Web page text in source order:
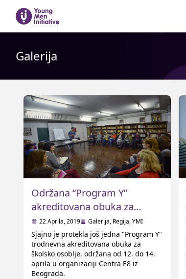
Galerija
Održana “Program Y”
akreditovana obuka za
školsko osoblje u Beogradu
22 Aprila, 2019 Galerija, Regija,YMI
Sjajno je protekla još jedna "Program Y"
trodnevna akreditovana obuka za
školsko osoblje, održana od 12. do 14.
aprila u organizaciji Centra E8 iz
Beograda.